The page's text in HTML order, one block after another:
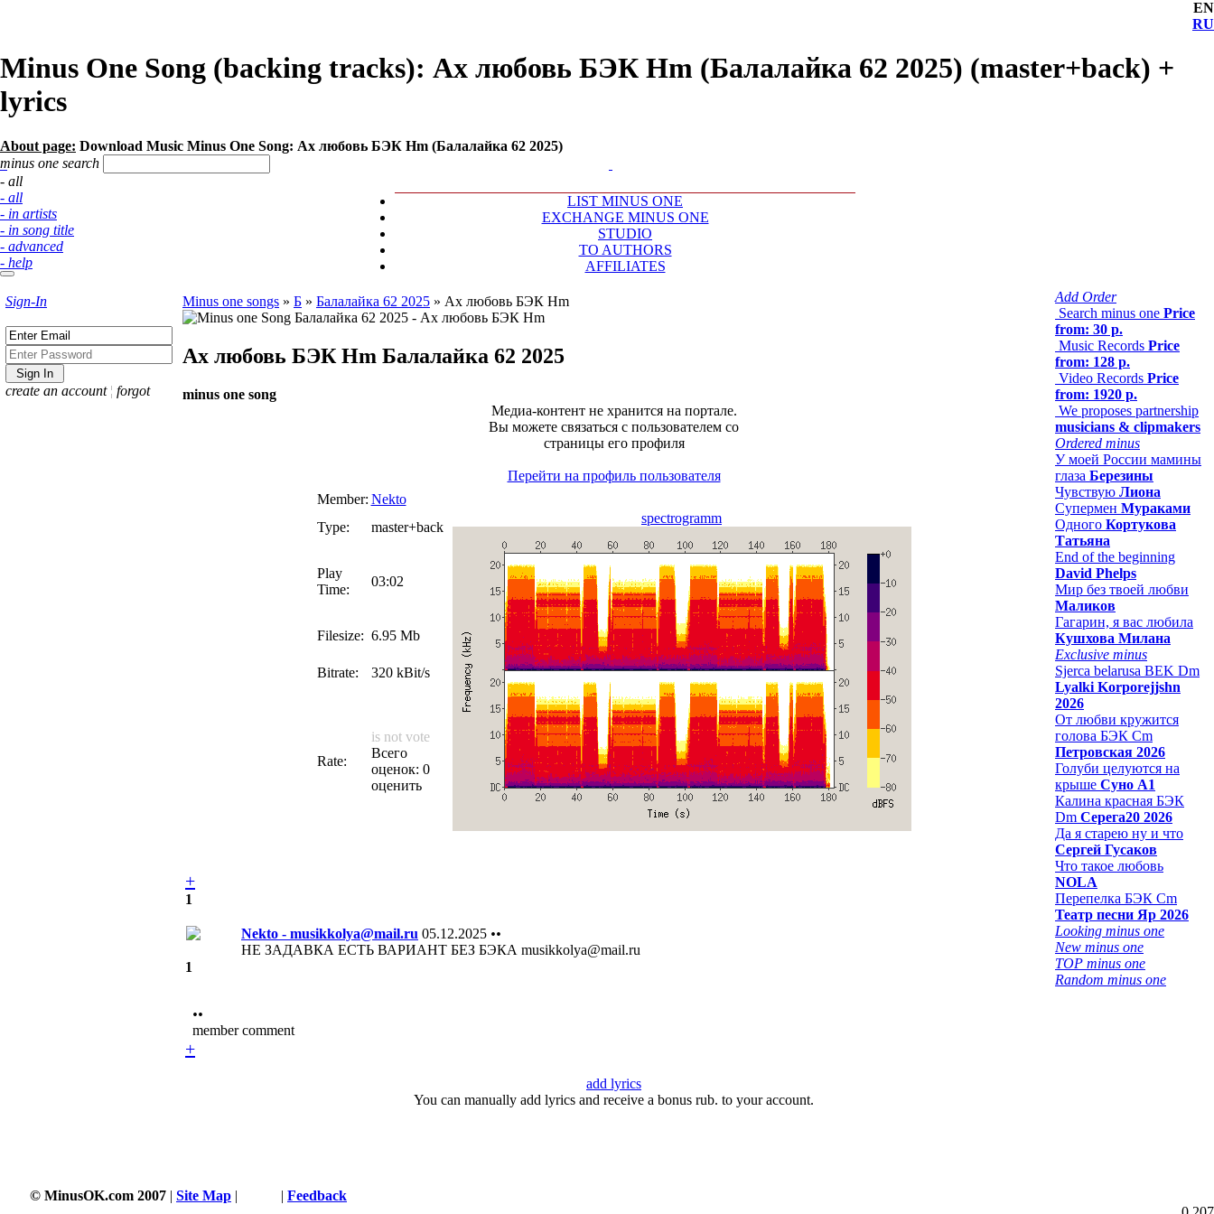
EN
RU
Minus One Song (backing tracks): Ах любовь БЭК Hm (Балалайка 62 2025) (master+back) +
lyrics
About page: Download Music Minus One Song: Ах любовь БЭК Hm (Балалайка 62 2025)
minus one search
- all
- all
- in artists
- in song title
- advanced
- help
LIST MINUS ONE
EXCHANGE MINUS ONE
STUDIO
TO AUTHORS
AFFILIATES
Sign-In
create an account ¦ forgot
Minus one songs » Б » Балалайка 62 2025 » Ах любовь БЭК Hm
Ах любовь БЭК Hm Балалайка 62 2025
minus one song
Медиа-контент не хранится на портале.
Вы можете связаться с пользователем со
страницы его профиля
Перейти на профиль пользователя
Member: Nekto
Type:
master+back
spectrogramm
Play
Time:
03:02
Filesize: 6.95 Mb
Bitrate: 320 kBit/s
Rate:
is not vote
Всего
оценок: 0
оценить
+
1
Nekto - musikkolya@mail.ru 05.12.2025 ••
НЕ ЗАДАВКА ЕСТЬ ВАРИАНТ БЕЗ БЭКА musikkolya@mail.ru
1
••
member comment
+
add lyrics
You can manually add lyrics and receive a bonus rub. to your account.
Add Order
Search minus one Price
from: 30 р.
Music Records Price
from: 128 р.
Video Records Price
from: 1920 р.
We proposes partnership
musicians & clipmakers
Ordered minus
У моей России мамины
глаза Березины
Чувствую Лиона
Супермен Мураками
Одного Кортукова
Татьяна
End of the beginning
David Phelps
Мир без твоей любви
Маликов
Гагарин, я вас любила
Кушхова Милана
Exclusive minus
Sjerca belarusa BEK Dm
Lyalki Korporejjshn
2026
От любви кружится
голова БЭК Cm
Петровская 2026
Голуби целуются на
крыше Суно А1
Калина красная БЭК
Dm Серега20 2026
Да я старею ну и что
Сергей Гусаков
Что такое любовь
NOLA
Перепелка БЭК Cm
Театр песни Яр 2026
Looking minus one
New minus one
TOP minus one
Random minus one
© MinusOK.com 2007 | Site Map | | Feedback